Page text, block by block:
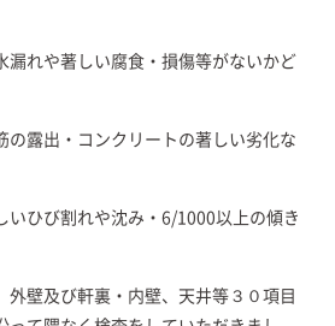
漏れや著しい腐食・損傷等がないかど
の露出・コンクリートの著しい劣化な
いひび割れや沈み・6/1000以上の傾き
外壁及び軒裏・内壁、天井等３０項目